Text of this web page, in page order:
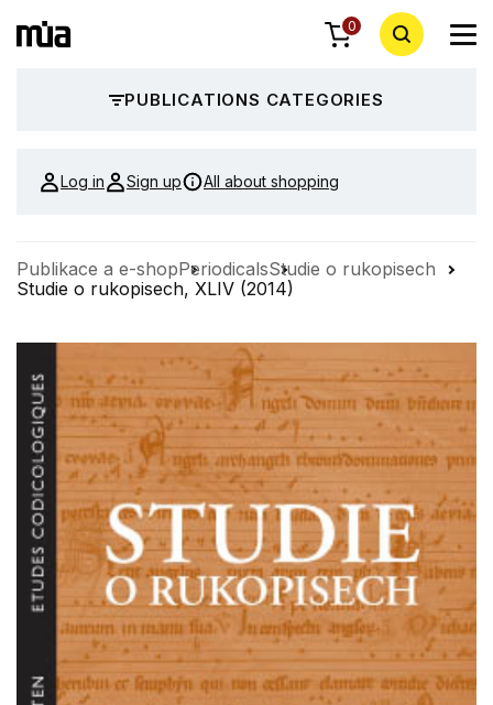
0
PUBLICATIONS CATEGORIES
Log in Sign up All about shopping
Publikace a e-shopPeriodicalsStudie o rukopisech
Studie o rukopisech, XLIV (2014)